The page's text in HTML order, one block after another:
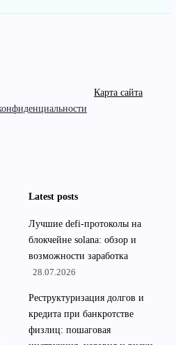
Карта сайта
Latest posts
Лучшие defi-протоколы на
блокчейне solana: обзор и
возможности заработка
28.07.2026
Реструктуризация долгов и
кредита при банкротстве
физлиц: пошаговая